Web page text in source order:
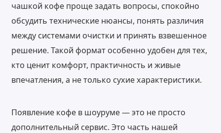
чашкой кофе проще задать вопросы, спокойно
обсудить технические нюансы, понять различия
между системами очистки и принять взвешенное
решение. Такой формат особенно удобен для тех,
кто ценит комфорт, практичность и живые
впечатления, а не только сухие характеристики.
Появление кофе в шоуруме — это не просто
дополнительный сервис. Это часть нашей